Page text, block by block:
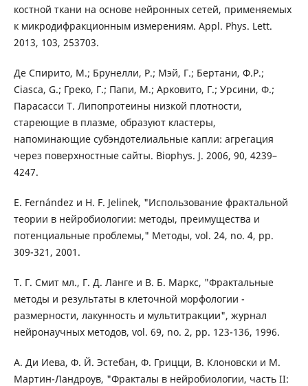
костной ткани на основе нейронных сетей, применяемых
к микродифракционным измерениям. Appl. Phys. Lett.
2013, 103, 253703.
Де Спирито, М.; Брунелли, Р.; Мэй, Г.; Бертани, Ф.Р.;
Ciasca, G.; Греко, Г.; Папи, М.; Арковито, Г.; Урсини, Ф.;
Парасасси Т. Липопротеины низкой плотности,
стареющие в плазме, образуют кластеры,
напоминающие субэндотелиальные капли: агрегация
через поверхностные сайты. Biophys. J. 2006, 90, 4239–
4247.
Е. Fernández и H. F. Jelinek, "Использование фрактальной
теории в нейробиологии: методы, преимущества и
потенциальные проблемы," Методы, vol. 24, no. 4, pp.
309-321, 2001.
Т. Г. Смит мл., Г. Д. Ланге и В. Б. Маркс, "Фрактальные
методы и результаты в клеточной морфологии -
размерности, лакунность и мультитракции", журнал
нейронаучных методов, vol. 69, no. 2, pp. 123-136, 1996.
А. Ди Иева, Ф. Й. Эстебан, Ф. Грицци, В. Клоновски и М.
Мартин-Ландроув, "Фракталы в нейробиологии, часть II: